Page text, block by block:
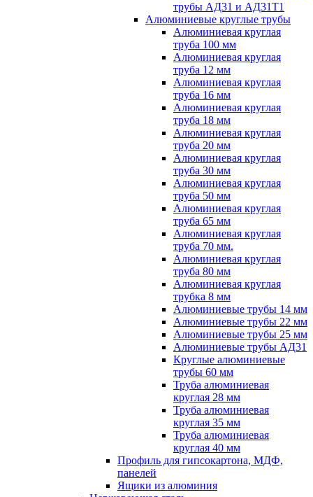
трубы АД31 и АД31Т1
Алюминиевые круглые трубы
Алюминиевая круглая
труба 100 мм
Алюминиевая круглая
труба 12 мм
Алюминиевая круглая
труба 16 мм
Алюминиевая круглая
труба 18 мм
Алюминиевая круглая
труба 20 мм
Алюминиевая круглая
труба 30 мм
Алюминиевая круглая
труба 50 мм
Алюминиевая круглая
труба 65 мм
Алюминиевая круглая
труба 70 мм.
Алюминиевая круглая
труба 80 мм
Алюминиевая круглая
трубка 8 мм
Алюминиевые трубы 14 мм
Алюминиевые трубы 22 мм
Алюминиевые трубы 25 мм
Алюминиевые трубы АД31
Круглые алюминиевые
трубы 60 мм
Труба алюминиевая
круглая 28 мм
Труба алюминиевая
круглая 35 мм
Труба алюминиевая
круглая 40 мм
Профиль для гипсокартона, МДФ,
панелей
Ящики из алюминия